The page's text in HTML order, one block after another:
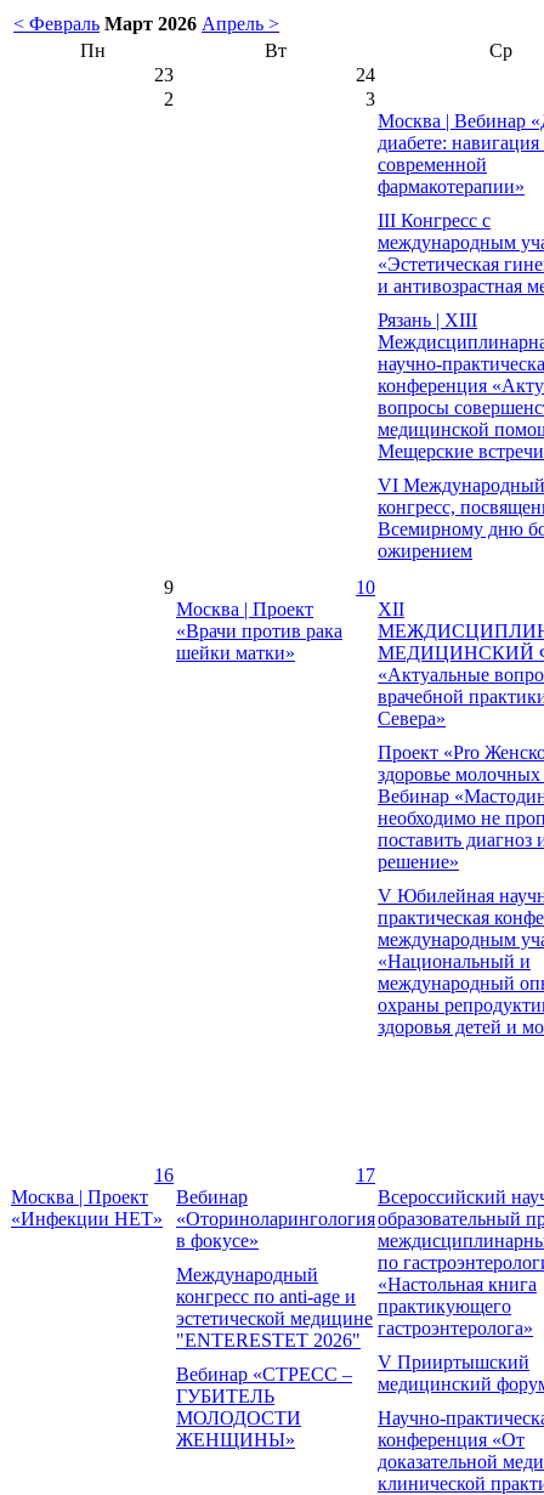
< Февраль Март 2026 Апрель >
Пн
Вт
Ср
23
24
2
3
Москва | Вебинар
диабете:
современной
фармакотерапии»
III Конгресс с
международным
«Эстетическая
и антивозрастная
Рязань | XIII
научно-
конференция
вопросы
медицинской
Мещерские
VI Международный
конгресс,
Всемирному дню
ожирением
9
10
Москва | Проект
«Врачи против рака
шейки матки»
XII
МЕДИЦИНСКИЙ
«Актуальные
врачебной
Севера»
Проект «Pro
здоровье молочных
Вебинар
необходимо не
поставить диагноз
решение»
V Юбилейная
практическая
международным
«Национальный и
международный
охраны
здоровья детей и
16
Москва | Проект
«Инфекции НЕТ»
17
Вебинар
«Оториноларингология
в фокусе»
Международный
конгресс по anti-age и
эстетической медицине
"ENTERESTET 2026"
Вебинар «СТРЕСС –
ГУБИТЕЛЬ
МОЛОДОСТИ
ЖЕНЩИНЫ»
Всероссийский
образовательный
по
«Настольная книга
практикующего
гастроэнтеролога»
V Прииртышский
медицинский
Научно-
конференция «От
доказательной
клинической